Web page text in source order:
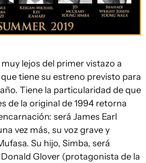
lejos del primer vistazo a
tiene su estreno previsto para
Tiene la particularidad de que
de la original de 1994 retorna
será James Earl
vez más, su voz grave y
Su hijo, Simba, será
Glover (protagonista de la